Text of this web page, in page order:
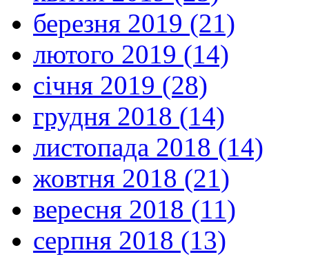
березня 2019 (21)
лютого 2019 (14)
січня 2019 (28)
грудня 2018 (14)
листопада 2018 (14)
жовтня 2018 (21)
вересня 2018 (11)
серпня 2018 (13)